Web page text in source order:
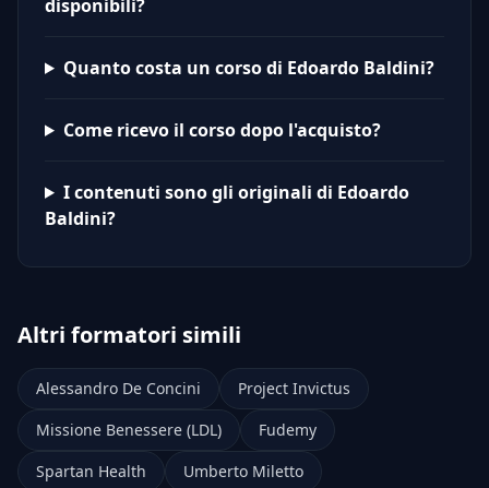
disponibili?
Quanto costa un corso di Edoardo Baldini?
Come ricevo il corso dopo l'acquisto?
I contenuti sono gli originali di Edoardo
Baldini?
Altri formatori simili
Alessandro De Concini
Project Invictus
Missione Benessere (LDL)
Fudemy
Spartan Health
Umberto Miletto